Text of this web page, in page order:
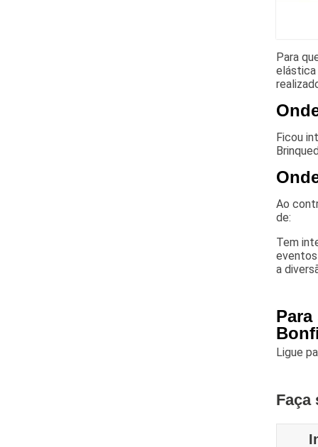
Para
elástica
Ficou
Ao
de:
Tem
a
Ligue
Faça